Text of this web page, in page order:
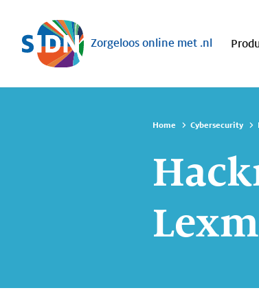
Sla navigatie over
Zorgeloos online met .nl
Home Cybersecurity